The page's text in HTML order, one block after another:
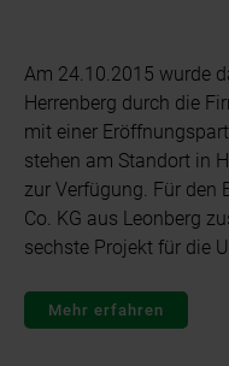
Am 24.10.2015 wurde
Herrenberg durch die
mit einer
stehen am Standort in
zur Verfügung. Für den
Co. KG aus Leonberg
sechste Projekt für die
Mehr erfahren